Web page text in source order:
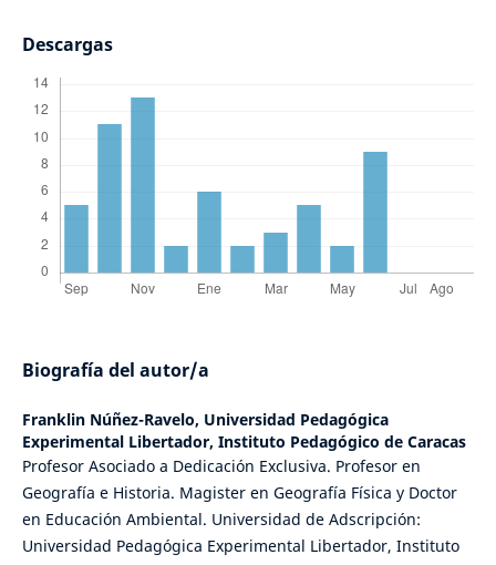
Descargas
Biografía del autor/a
Franklin Núñez-Ravelo, Universidad Pedagógica
Experimental Libertador, Instituto Pedagógico de Caracas
Profesor Asociado a Dedicación Exclusiva. Profesor en
Geografía e Historia. Magister en Geografía Física y Doctor
en Educación Ambiental. Universidad de Adscripción:
Universidad Pedagógica Experimental Libertador, Instituto